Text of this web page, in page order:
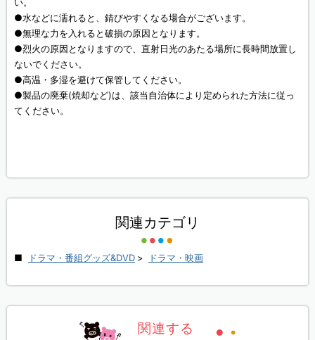
い。
●水などに濡れると、錆びやすくなる場合がございます。
●無理な力を入れると破損の原因となります。
●烈火の原因となりますので、直射日光のあたる場所に長時間放置し
ないでください。
●高温・多湿を避けて保管してください。
●製品の廃棄(焼却など)は、該当自治体により定められた方法に従っ
てください。
関連カテゴリ
ドラマ・番組グッズ&DVD > ドラマ・映画
関連する